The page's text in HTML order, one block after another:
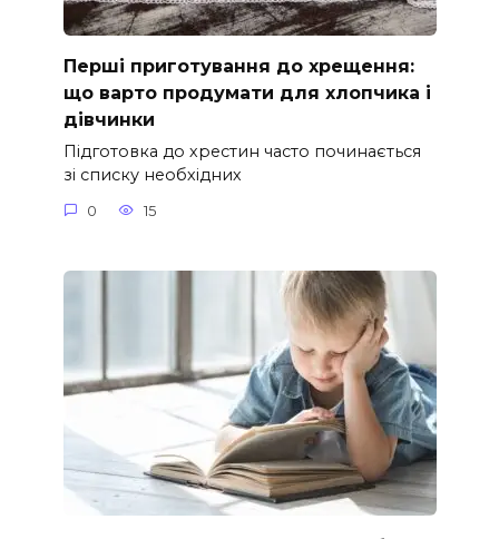
Перші приготування до хрещення:
що варто продумати для хлопчика і
дівчинки
Підготовка до хрестин часто починається
зі списку необхідних
0 15